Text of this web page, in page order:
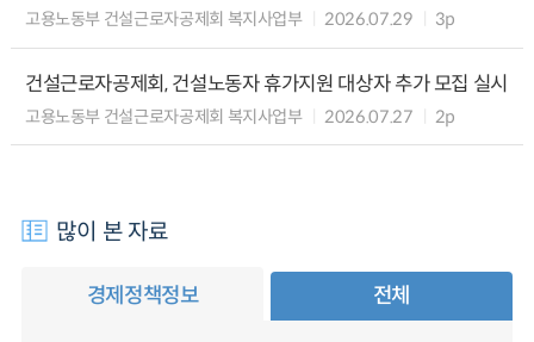
고용노동부 건설근로자공제회 복지사업부 2026.07.29 3p
건설근로자공제회, 건설노동자 휴가지원 대상자 추가 모집 실시
고용노동부 건설근로자공제회 복지사업부 2026.07.27 2p
많이 본 자료
경제정책정보 전체